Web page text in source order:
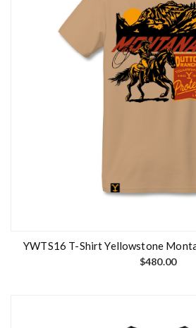
YWTS16 T-Shirt Yellowstone
$480.00